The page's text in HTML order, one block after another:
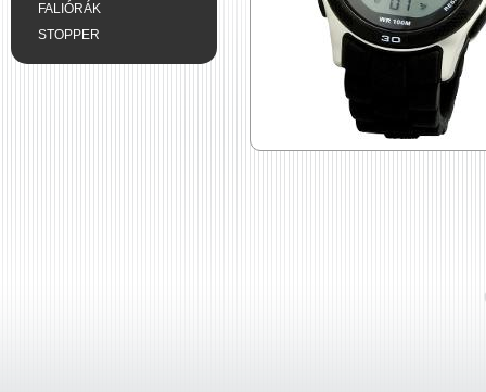
FALIÓRÁK
STOPPER